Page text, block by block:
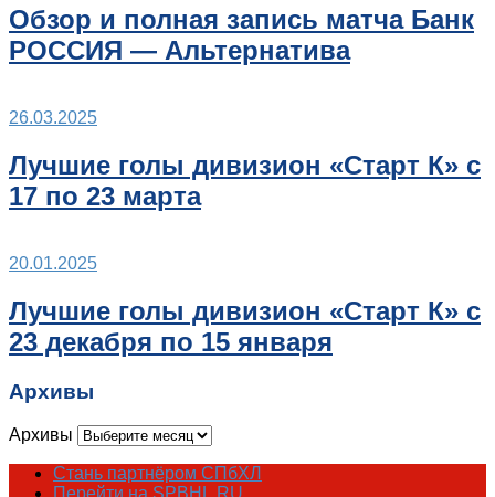
Обзор и полная запись матча Банк
РОССИЯ — Альтернатива
26.03.2025
Лучшие голы дивизион «Старт К» с
17 по 23 марта
20.01.2025
Лучшие голы дивизион «Старт К» с
23 декабря по 15 января
Архивы
Архивы
Стань партнёром СПбХЛ
Перейти на SPBHL.RU